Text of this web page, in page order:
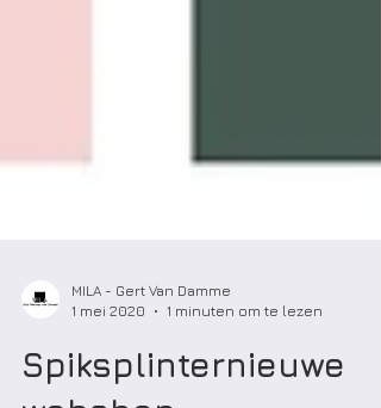
MILA - Gert Van Damme
1 mei 2020
1 minuten om te lezen